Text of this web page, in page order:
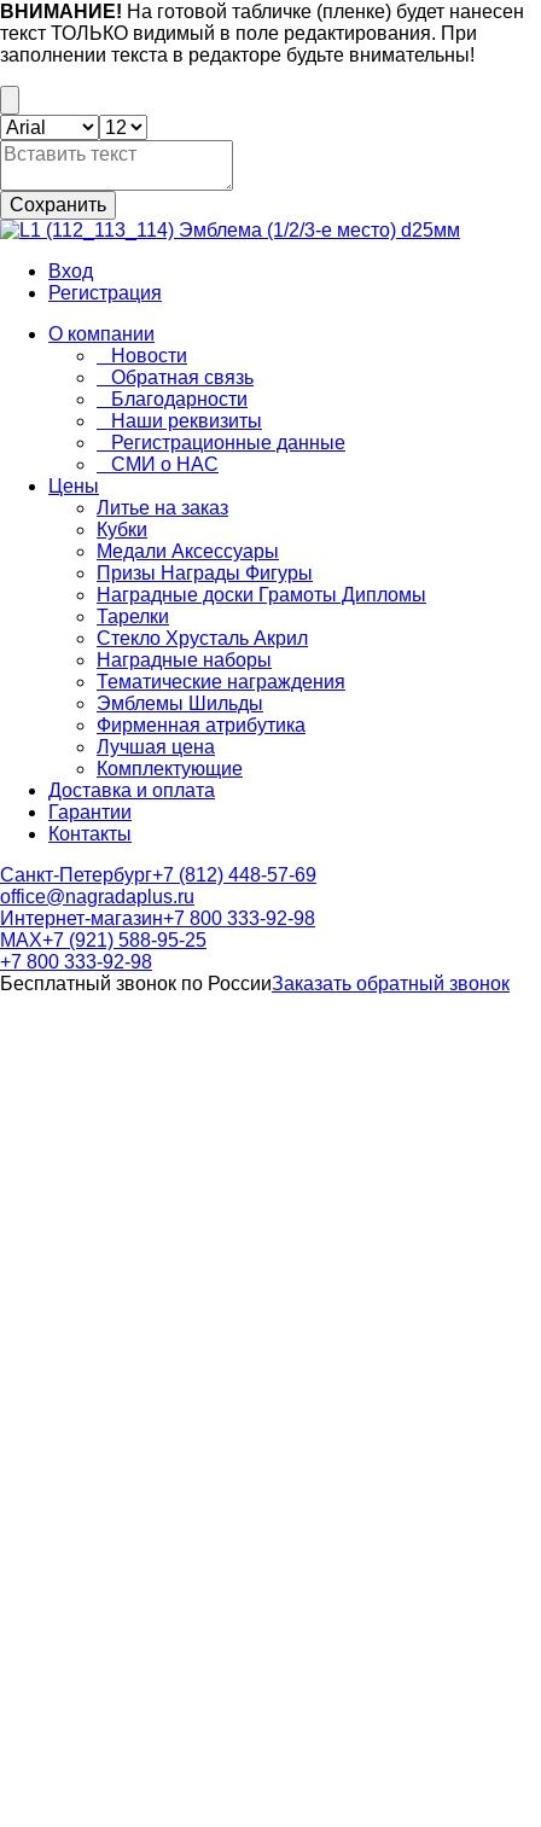
ВНИМАНИЕ! На готовой табличке (пленке) будет нанесен
текст ТОЛЬКО видимый в поле редактирования. При
заполнении текста в редакторе будьте внимательны!
Сохранить
Вход
Регистрация
О компании
Новости
Обратная связь
Благодарности
Наши реквизиты
Регистрационные данные
СМИ о НАС
Цены
Литье на заказ
Кубки
Медали Аксессуары
Призы Награды Фигуры
Наградные доски Грамоты Дипломы
Тарелки
Стекло Хрусталь Акрил
Наградные наборы
Тематические награждения
Эмблемы Шильды
Фирменная атрибутика
Лучшая цена
Комплектующие
Доставка и оплата
Гарантии
Контакты
Санкт-Петербург+7 (812) 448-57-69
office@nagradaplus.ru
Интернет-магазин+7 800 333-92-98
MAX+7 (921) 588-95-25
+7 800 333-92-98
Бесплатный звонок по РоссииЗаказать обратный звонок